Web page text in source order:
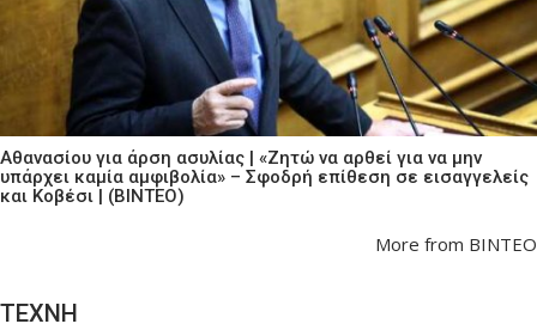
Αθανασίου για άρση ασυλίας | «Ζητώ να αρθεί για να μην
υπάρχει καμία αμφιβολία» – Σφοδρή επίθεση σε εισαγγελείς
και Κοβέσι | (ΒΙΝΤΕΟ)
More from ΒΙΝΤΕΟ
ΤΕΧΝΗ